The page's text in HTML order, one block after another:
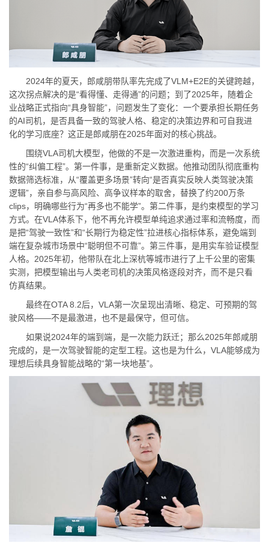
2024年的夏天，郎咸朋带队率先完成了VLM+E2E的关键跨越，
这次拐点解决的是“看得懂、走得通”的问题；到了2025年，随着企
业战略正式指向“具身智能”，问题发生了变化：一个要承担长期任务
的AI司机，是否具备一致的驾驶人格、稳定的决策边界和可自我进
化的学习底座？这正是郎咸朋在2025年面对的核心挑战。
围绕VLA司机大模型，他做的不是一次激进重构，而是一次系统
性的“纠偏工程”。第一件事，是重新定义数据。他推动团队彻底重构
数据筛选标准，从“覆盖更多场景”转向“是否真实反映人类驾驶决策
逻辑”，亲自参与高风险、高争议样本的取舍，替换了约200万条
clips，明确哪些行为“再多也不能学”。第二件事，是约束模型的学习
方式。在VLA体系下，他不再允许模型单纯追求通过率和流畅度，而
是把“驾驶一致性”和“长期行为稳定性”拉进核心指标体系，避免端到
端在复杂城市场景中“聪明但不可靠”。第三件事，是用实车验证模型
人格。2025年初，他带队在北上深杭等城市进行了上千公里的密集
实测，把模型输出与人类老司机的决策风格逐段对齐，而不是只看
仿真结果。
最终在OTA 8.2后，VLA第一次呈现出清晰、稳定、可预期的驾
驶风格——不是最激进，也不是最保守，但可信。
如果说2024年的端到端，是一次能力跃迁；那么2025年郎咸朋
完成的，是一次驾驶智能的定型工程。这也是为什么，VLA能够成为
理想后续具身智能战略的“第一块地基”。